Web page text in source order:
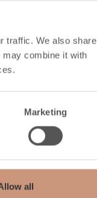
traffic. We also share
combine it with
Marketing
all